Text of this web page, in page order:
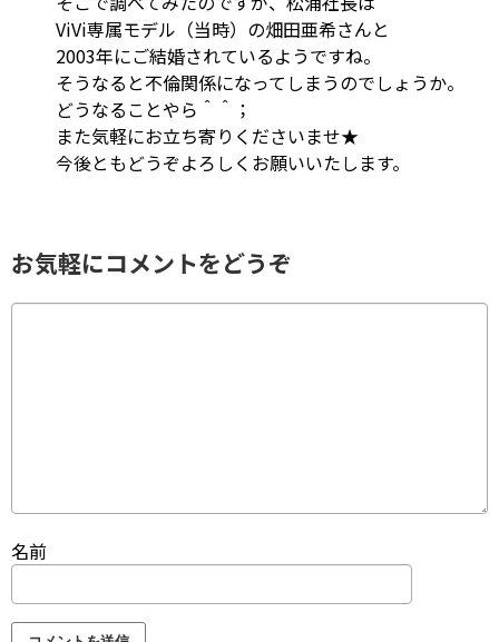
ViVi専属モデル（当時）の畑田亜希さんと
2003年にご結婚されているようですね。
そうなると不倫関係になってしまうのでしょうか。
どうなることやら＾＾；
また気軽にお立ち寄りくださいませ★
今後ともどうぞよろしくお願いいたします。
お気軽にコメントをどうぞ
名前